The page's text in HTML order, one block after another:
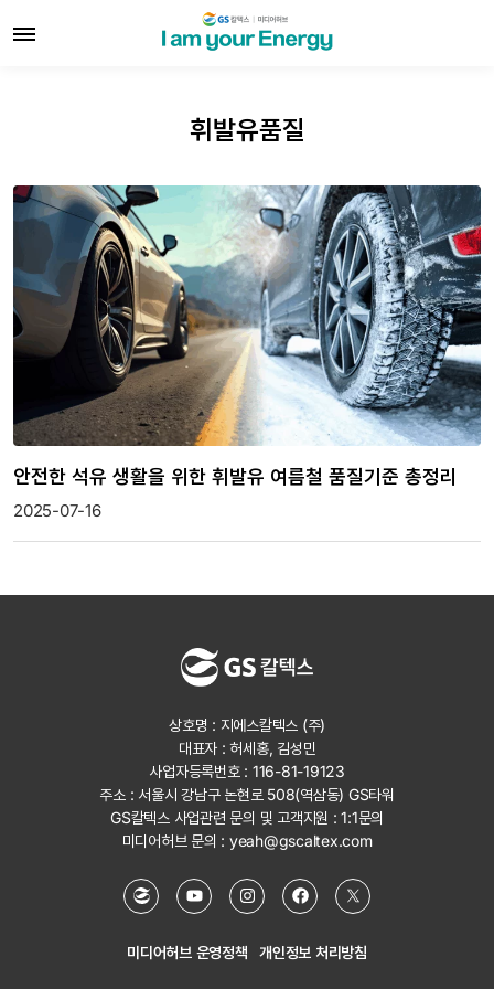
휘발유품질
안전한 석유 생활을 위한 휘발유 여름철 품질기준 총정리
2025-07-16
상호명 : 지에스칼텍스 (주)
대표자 : 허세홍, 김성민
사업자등록번호 : 116-81-19123
주소 : 서울시 강남구 논현로 508(역삼동) GS타워
GS칼텍스 사업관련 문의 및 고객지원 :1:1문의
미디어허브 문의 : yeah@gscaltex.com
미디어허브 운영정책 개인정보 처리방침